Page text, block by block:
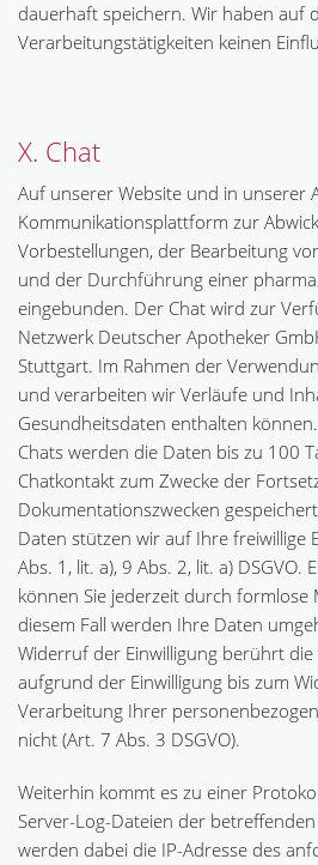
dauerhaft speichern. Wir haben auf
Verarbeitungstätigkeiten keinen
X. Chat
Auf unserer Website und in unserer
Kommunikationsplattform zur
Vorbestellungen, der Bearbeitung
und der Durchführung einer
eingebunden. Der Chat wird zur
Netzwerk Deutscher Apotheker
Stuttgart. Im Rahmen der
und verarbeiten wir Verläufe und
Gesundheitsdaten enthalten
Chats werden die Daten bis zu 100
Chatkontakt zum Zwecke der
Dokumentationszwecken
Daten stützen wir auf Ihre freiwillige
Abs. 1, lit. a), 9 Abs. 2, lit. a) DSGVO.
können Sie jederzeit durch
diesem Fall werden Ihre Daten
Widerruf der Einwilligung berührt
aufgrund der Einwilligung bis zum
Verarbeitung Ihrer
nicht (Art. 7 Abs. 3 DSGVO).
Weiterhin kommt es zu einer
Server-Log-Dateien der
werden dabei die IP-Adresse des